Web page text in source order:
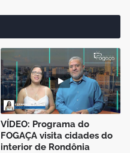
VÍDEO: Programa do
FOGAÇA visita cidades do
interior de Rondônia